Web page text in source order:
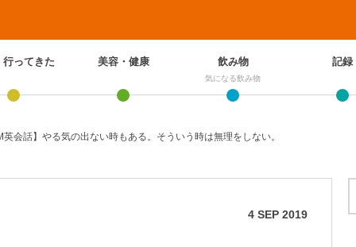
行ってきた 美容・健康 飲み物
気になる飲み物
記録
英会話】やる気の出ない時もある。そういう時は無理をしない。
4 SEP 2019